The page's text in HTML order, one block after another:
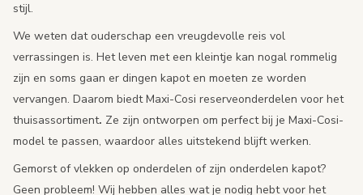
stijl.
We weten dat ouderschap een vreugdevolle reis vol
verrassingen is. Het leven met een kleintje kan nogal rommelig
zijn en soms gaan er dingen kapot en moeten ze worden
vervangen. Daarom biedt Maxi-Cosi reserveonderdelen voor het
thuisassortiment. Ze zijn ontworpen om perfect bij je Maxi-Cosi-
model te passen, waardoor alles uitstekend blijft werken.
Gemorst of vlekken op onderdelen of zijn onderdelen kapot?
Geen probleem! Wij hebben alles wat je nodig hebt voor het